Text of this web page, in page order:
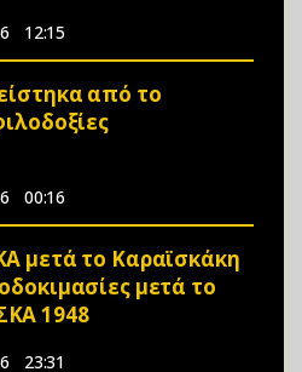
12:15
από το
00:16
μετά το Καραϊσκάκη
μετά το
1948
23:31